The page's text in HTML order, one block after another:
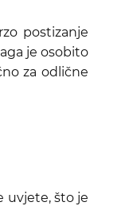
postizanje
je osobito
za odlične
uvjete, što je